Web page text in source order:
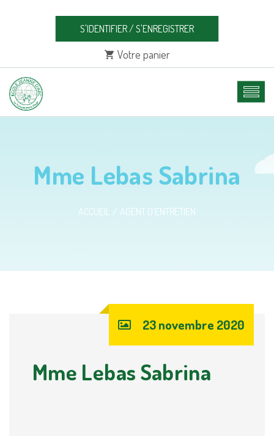
S'IDENTIFIER/S'ENREGISTRER
Votre panier
Mme Lebas Sabrina
ACCUEIL AGENT D’ENTRETIEN
23 novembre 2020
Mme Lebas Sabrina